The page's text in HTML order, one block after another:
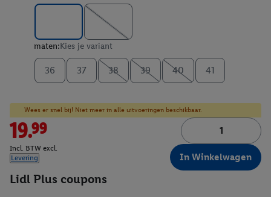
maten:Kies je variant
36 37 38 39 40 41
Wees er snel bij! Niet meer in alle uitvoeringen beschikbaar.
19.99
Incl. BTW excl.
Levering
In Winkelwagen